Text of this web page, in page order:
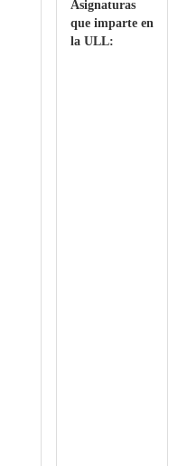
Asignaturas
que imparte en
la ULL: